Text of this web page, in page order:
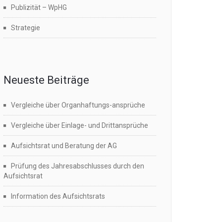
Publizität – WpHG
Strategie
Neueste Beiträge
Vergleiche über Organhaftungs-ansprüche
Vergleiche über Einlage- und Drittansprüche
Aufsichtsrat und Beratung der AG
Prüfung des Jahresabschlusses durch den
Aufsichtsrat
Information des Aufsichtsrats